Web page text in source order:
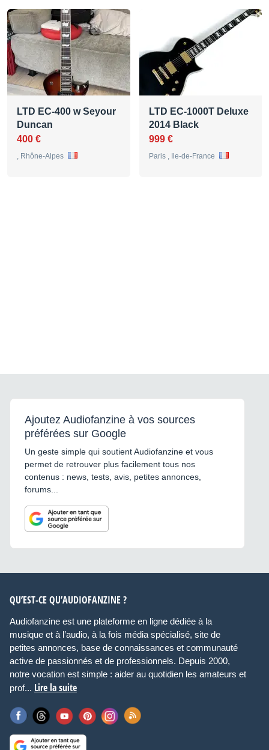
LTD EC-400 w Seyour
Duncan
400 €
, Rhône-Alpes
LTD EC-1000T Deluxe
2014 Black
999 €
Paris , Ile-de-France
Ajoutez Audiofanzine à vos sources
préférées sur Google
Un geste simple qui soutient Audiofanzine et vous
permet de retrouver plus facilement tous nos
contenus : news, tests, avis, petites annonces,
forums...
QU’EST-CE QU’AUDIOFANZINE ?
Audiofanzine est une plateforme en ligne dédiée à la
musique et à l’audio, à la fois média spécialisé, site de
petites annonces, base de connaissances et communauté
active de passionnés et de professionnels. Depuis 2000,
notre vocation est simple : aider au quotidien les amateurs et
prof... Lire la suite